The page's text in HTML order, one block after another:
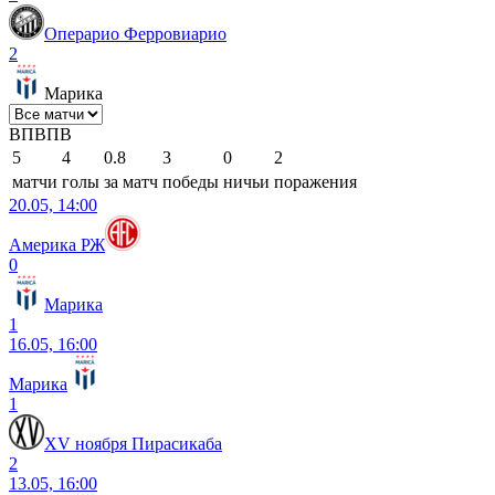
Операрио Ферровиарио
2
Марика
ВПВПВ
5
4 0.8 3 0
2
матчи голы за матч победы ничьи поражения
20.05, 14:00
Америка РЖ
0
Марика
1
16.05, 16:00
Марика
1
XV ноября Пирасикаба
2
13.05, 16:00